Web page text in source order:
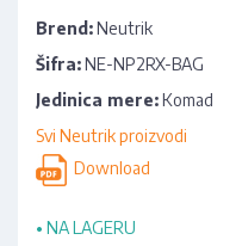
Brend:Neutrik
Šifra:NE-NP2RX-BAG
Jedinica mere:Komad
Svi Neutrik proizvodi
Download
• NA LAGERU